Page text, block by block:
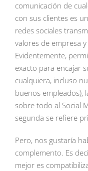
comunicación de
con sus clientes es
redes sociales
valores de empresa
Evidentemente,
exacto para encajar
cualquiera, incluso
buenos empleados),
sobre todo al Social
segunda se refiere
Pero, nos gustaría
complemento. Es
mejor es